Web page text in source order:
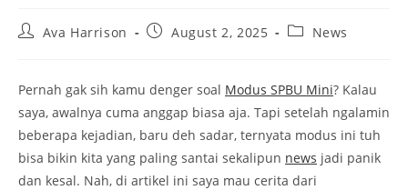
PostAva Harrison
PostAugust 2, 2025
PostNews
Pernah gak sih kamu denger soal Modus SPBU Mini? Kalau
saya, awalnya cuma anggap biasa aja. Tapi setelah ngalamin
beberapa kejadian, baru deh sadar, ternyata modus ini tuh
bisa bikin kita yang paling santai sekalipun news jadi panik
dan kesal. Nah, di artikel ini saya mau cerita dari